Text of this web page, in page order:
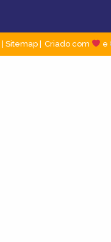
| Sitemap Criado com e